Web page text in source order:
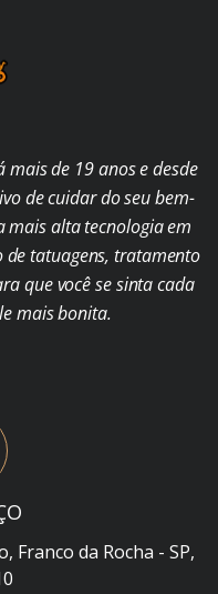
mais de 19 anos e desde
de cuidar do seu bem-
mais alta tecnologia em
tatuagens, tratamento
que você se sinta cada
mais bonita.
Franco da Rocha - SP,